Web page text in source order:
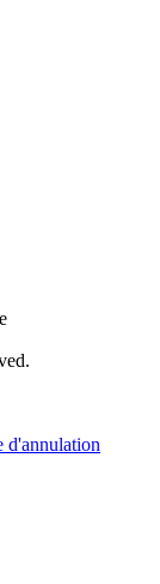
d'annulation